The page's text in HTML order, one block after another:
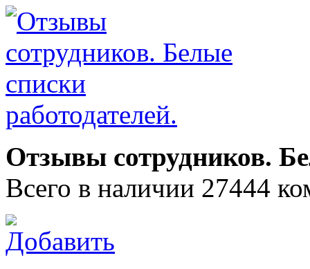
Отзывы сотрудников.
Всего в наличии 27444